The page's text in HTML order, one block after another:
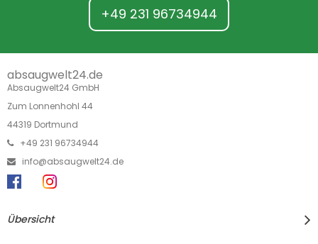
+49 231 96734944
absaugwelt24.de
Absaugwelt24 GmbH
Zum Lonnenhohl 44
44319 Dortmund
+49 231 96734944
info@absaugwelt24.de
Übersicht